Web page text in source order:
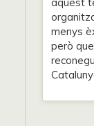
menys
però